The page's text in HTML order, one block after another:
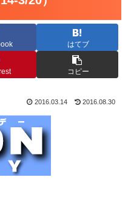
はてブ
コピー
2016.03.14 2016.08.30